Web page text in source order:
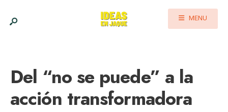
MENU
Del “no se puede” a la
acción transformadora